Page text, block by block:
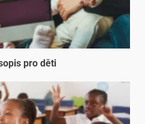
pro děti